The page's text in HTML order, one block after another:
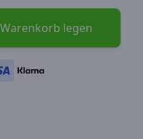
legen